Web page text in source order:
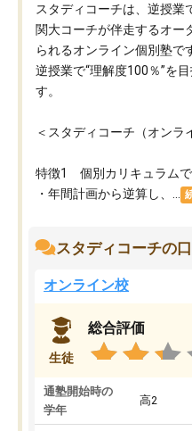
スタディコーチは、逆授業
関大コーチが伴走するオー
られるオンライン個別塾で
逆授業で“理解度100％”を
す。
＜スタディコーチ（オンラ
特徴1 個別カリキュラム
・年間計画から逆算し、...
スタディコーチの
オンライン校
生徒
総合評価
通塾開始時の
学年
高2